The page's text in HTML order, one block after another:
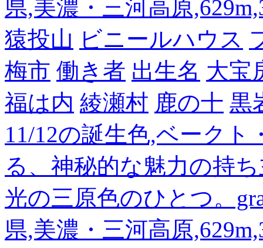
県,美濃・三河高原
猿投山 ビニールハウス
梅市 働き者 出生名 大宝
福は内 綾瀬村 鹿の十 黒
11/12の誕生色,ベーク
る、神秘的な魅力の持
光の三原色のひとつ。
県,美濃・三河高原